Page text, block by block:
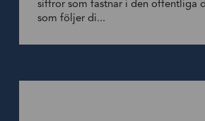
siffror som fastnar i den offentliga
som följer di...